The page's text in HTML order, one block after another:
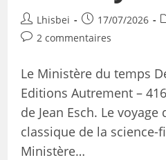
Lhisbei 17/07/2026
2 commentaires
Le Ministère du temps
Editions Autrement –
de Jean Esch. Le
classique de la science-
Ministère…